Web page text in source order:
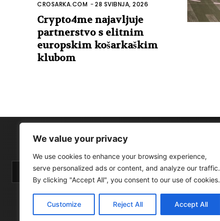
We value your privacy
We use cookies to enhance your browsing experience,
serve personalized ads or content, and analyze our traffic.
By clicking "Accept All", you consent to our use of cookies.
Customize Reject All Accept All
CROSARKA.COM -28 SVIBNJA, 2026
Crypto4me najavljuje
partnerstvo s elitnim
europskim košarkaškim
klubom